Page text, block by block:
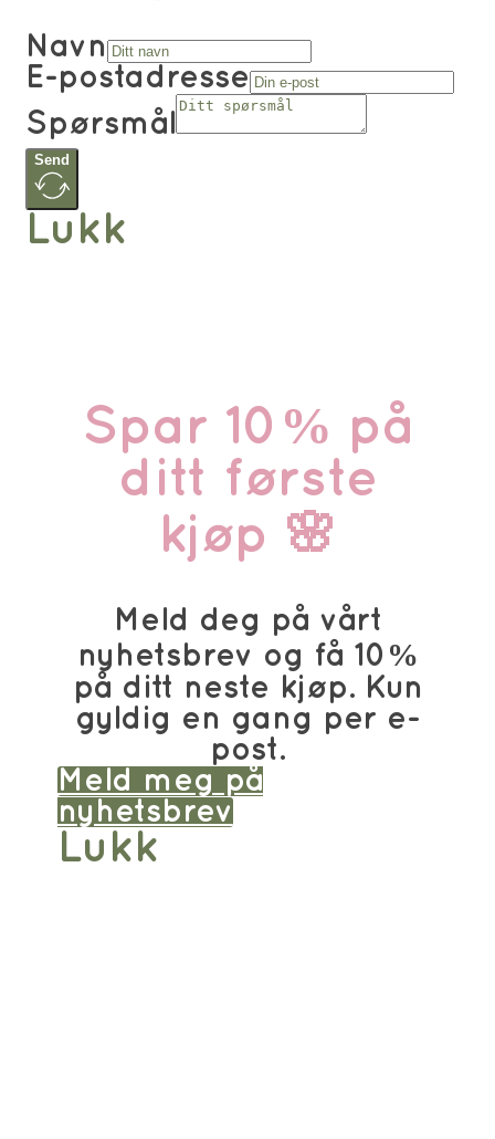
Navn
E-postadresse
Spørsmål
Send
Lukk
Spar 10% på
ditt første
kjøp 🌸
Meld deg på vårt
nyhetsbrev og få 10%
på ditt neste kjøp. Kun
gyldig en gang per e-
post.
Meld meg på
nyhetsbrev
Lukk